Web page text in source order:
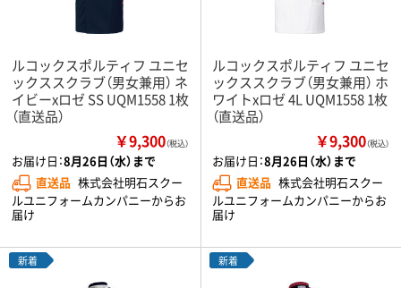
ルコックスポルティフ ユニセ
ックススクラブ（男女兼用） ネ
イビーxロゼ SS UQM1558 1枚
（直送品）
￥9,300（税込）
お届け日：8月26日（水）まで
直送品 株式会社明石スクー
ルユニフォームカンパニーからお
届け
ルコックスポルティフ ユニセ
ックススクラブ（男女兼用） ホ
ワイトxロゼ 4L UQM1558 1枚
（直送品）
￥9,300（税込）
お届け日：8月26日（水）まで
直送品 株式会社明石スクー
ルユニフォームカンパニーからお
届け
新着 新着